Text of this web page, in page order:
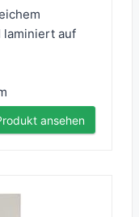
laminiert auf
ansehen